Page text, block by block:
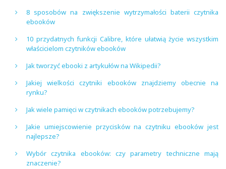
8 sposobów na zwiększenie wytrzymałości baterii czytnika
ebooków
10 przydatnych funkcji Calibre, które ułatwią życie wszystkim
właścicielom czytników ebooków
Jak tworzyć ebooki z artykułów na Wikipedii?
Jakiej wielkości czytniki ebooków znajdziemy obecnie na
rynku?
Jak wiele pamięci w czytnikach ebooków potrzebujemy?
Jakie umiejscowienie przycisków na czytniku ebooków jest
najlepsze?
Wybór czytnika ebooków: czy parametry techniczne mają
znaczenie?